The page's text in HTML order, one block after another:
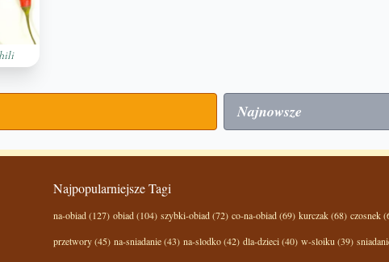
Najnowsze
Najpopularniejsze Tagi
na-obiad (127) obiad (104) szybki-obiad (72) co-na-obiad (69) kurczak (68) czosnek
przetwory (45) na-sniadanie (43) na-slodko (42) dla-dzieci (40) w-sloiku (39)